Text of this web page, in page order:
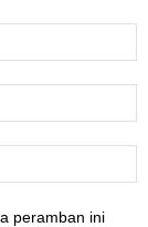
peramban ini